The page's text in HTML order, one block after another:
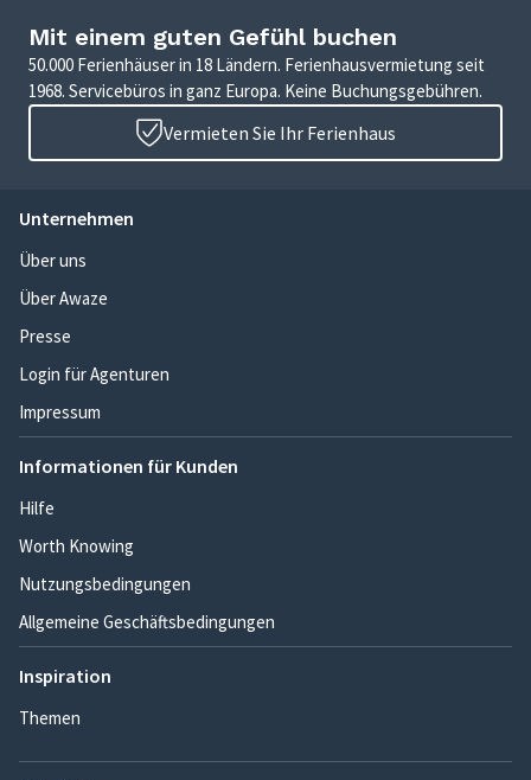
Mit einem guten Gefühl buchen
50.000 Ferienhäuser in 18 Ländern. Ferienhausvermietung seit
1968. Servicebüros in ganz Europa. Keine Buchungsgebühren.
Vermieten Sie Ihr Ferienhaus
Unternehmen
Über uns
Über Awaze
Presse
Login für Agenturen
Impressum
Informationen für Kunden
Hilfe
Worth Knowing
Nutzungsbedingungen
Allgemeine Geschäftsbedingungen
Inspiration
Themen